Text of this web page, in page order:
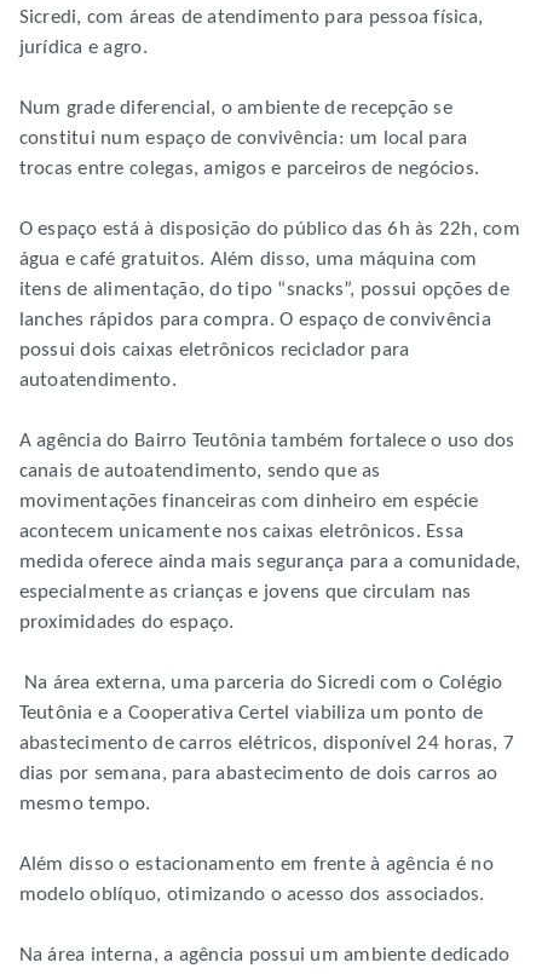
Sicredi, com áreas de atendimento para pessoa física,
jurídica e agro.
Num grade diferencial, o ambiente de recepção se
constitui num espaço de convivência: um local para
trocas entre colegas, amigos e parceiros de negócios.
O espaço está à disposição do público das 6h às 22h, com
água e café gratuitos. Além disso, uma máquina com
itens de alimentação, do tipo “snacks”, possui opções de
lanches rápidos para compra. O espaço de convivência
possui dois caixas eletrônicos reciclador para
autoatendimento.
A agência do Bairro Teutônia também fortalece o uso dos
canais de autoatendimento, sendo que as
movimentações financeiras com dinheiro em espécie
acontecem unicamente nos caixas eletrônicos. Essa
medida oferece ainda mais segurança para a comunidade,
especialmente as crianças e jovens que circulam nas
proximidades do espaço.
Na área externa, uma parceria do Sicredi com o Colégio
Teutônia e a Cooperativa Certel viabiliza um ponto de
abastecimento de carros elétricos, disponível 24 horas, 7
dias por semana, para abastecimento de dois carros ao
mesmo tempo.
Além disso o estacionamento em frente à agência é no
modelo oblíquo, otimizando o acesso dos associados.
Na área interna, a agência possui um ambiente dedicado